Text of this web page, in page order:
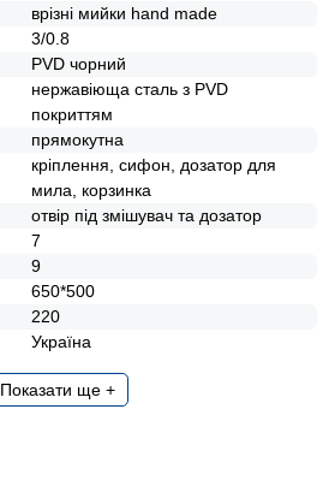
врізні мийки hand made
3/0.8
PVD чорний
нержавіюща сталь з PVD
покриттям
прямокутна
кріплення, сифон, дозатор для
мила, корзинка
отвір під змішувач та дозатор
7
9
650*500
220
Україна
Показати ще +